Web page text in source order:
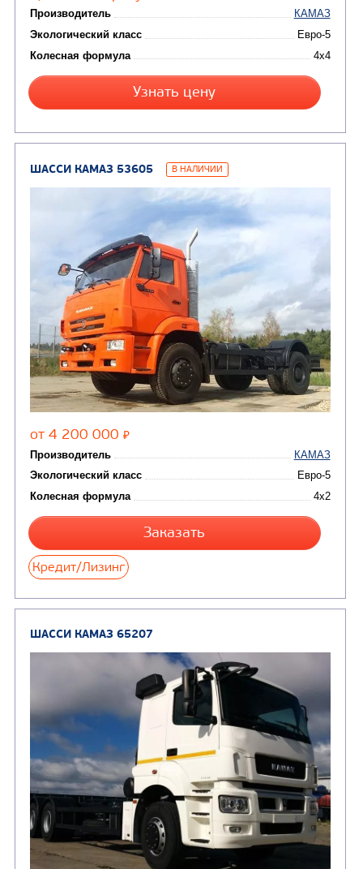
Цена по запросу
Узнать цену
ШАССИ КАМАЗ 43502
Цена по запросу
Производитель
Экологический класс
Колесная формула
Узнать цену
ШАССИ КАМАЗ 53605 В НАЛИЧИИ